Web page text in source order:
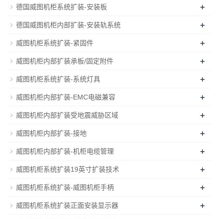
德国威图机柜系统扩装-安装板 +
德国威图机柜内部扩装-安装轨系统 +
威图机柜系统扩装-紧固件 +
威图机柜内部扩装承板/固定附件 +
威图机柜系统扩装-系统灯具 +
威图机柜内部扩装-EMC电磁兼容 +
威图机柜内部扩装受地震威胁区域 +
威图机柜内部扩装-接地 +
威图机柜内部扩装-机柜电缆管理 +
威图机柜系统扩装19英寸扩装技术 +
威图机柜系统扩装-威图机柜手柄 +
威图机柜系统扩装正面安装显示器 +